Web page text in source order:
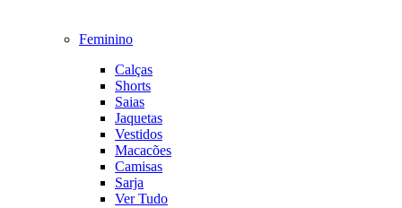
Feminino
Calças
Shorts
Saias
Jaquetas
Vestidos
Macacões
Camisas
Sarja
Ver Tudo